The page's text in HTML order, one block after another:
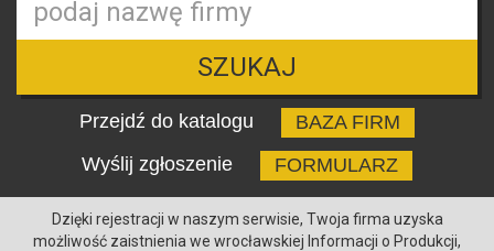
SZUKAJ
Przejdź do katalogu
BAZA FIRM
Wyślij zgłoszenie
FORMULARZ
Dzięki rejestracji w naszym serwisie, Twoja firma uzyska
możliwość zaistnienia we wrocławskiej Informacji o Produkcji,